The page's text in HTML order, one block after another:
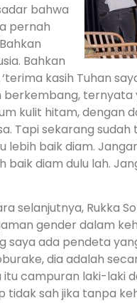
bahwa
pernah
Bahkan
kasih Tuhan
berkembang,
kulit hitam, dengan
Tapi sekarang sudah
lebih baik diam.
baik diam dulu lah.
selanjutnya, Rukka
gender dalam
saya ada pendeta
dia adalah
itu campuran laki-laki
tidak sah jika tanpa